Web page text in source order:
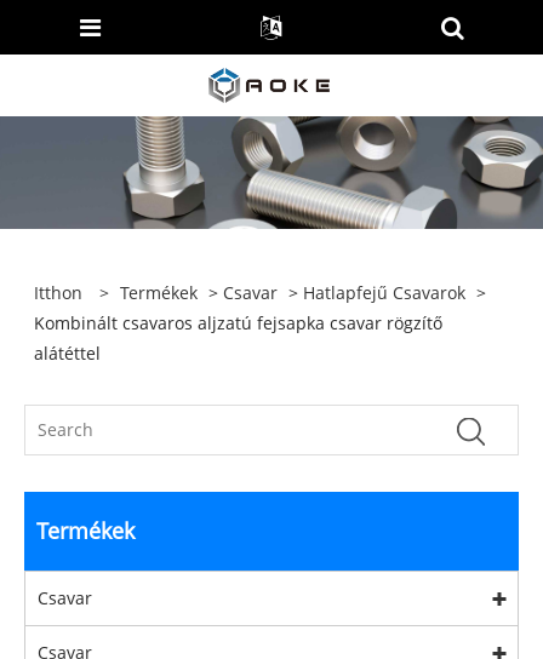
Itthon > Termékek > Csavar > Hatlapfejű Csavarok >
Kombinált csavaros aljzatú fejsapka csavar rögzítő
alátéttel
Termékek
Csavar
Csavar